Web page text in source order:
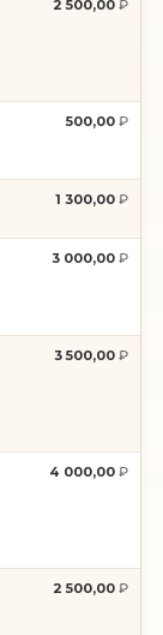
2 500,00
500,00
1 300,00
3 000,00
3 500,00
4 000,00
2 500,00